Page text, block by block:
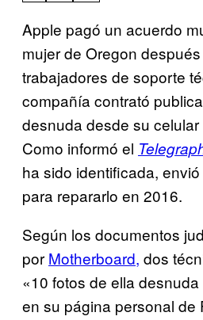
Apple pagó un acuerdo
mujer de Oregon
trabajadores de soporte
compañía contrató
desnuda desde su
Como informó el
ha sido identificada,
para repararlo en 2016.
Según los documentos
por Motherboard, dos
«10 fotos de ella
en su página personal de